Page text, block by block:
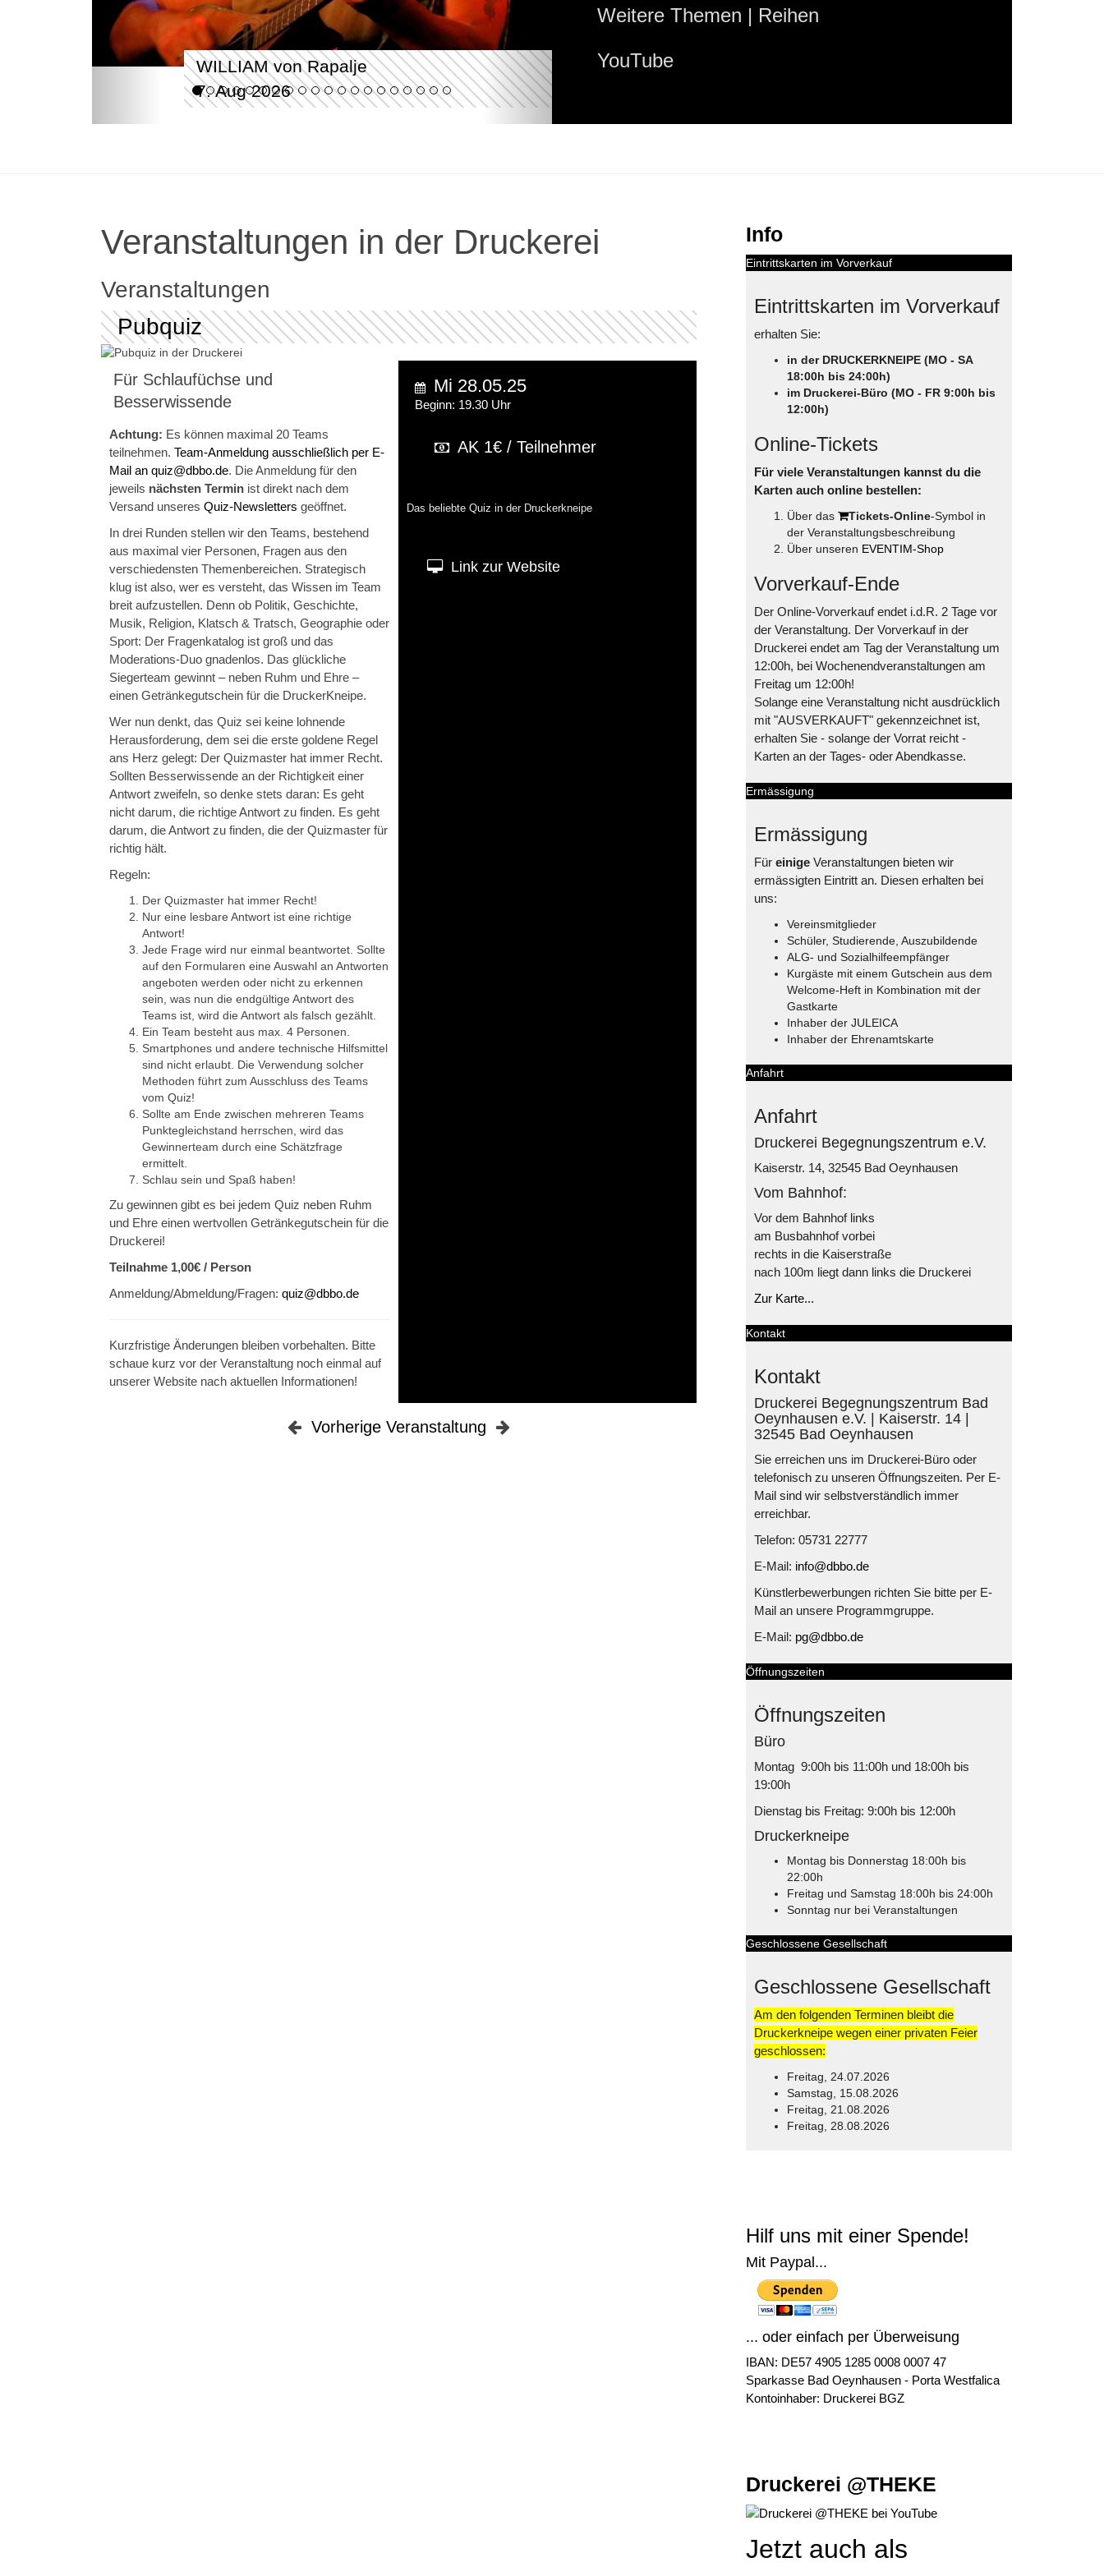
WILLIAM von Rapalje
7. Aug 2026
Weitere Themen | Reihen
YouTube
Veranstaltungen in der Druckerei
Veranstaltungen
Pubquiz
Für Schlaufüchse und
Besserwissende
Achtung: Es können maximal 20 Teams
teilnehmen. Team-Anmeldung ausschließlich per E-
Mail an quiz@dbbo.de. Die Anmeldung für den
jeweils nächsten Termin ist direkt nach dem
Versand unseres Quiz-Newsletters geöffnet.
In drei Runden stellen wir den Teams, bestehend
aus maximal vier Personen, Fragen aus den
verschiedensten Themen­bereichen. Strategisch
klug ist also, wer es versteht, das Wissen im Team
breit aufzustellen. Denn ob Politik, Geschichte,
Musik, Religion, Klatsch & Tratsch, Geographie oder
Sport: Der Fragenkatalog ist groß und das
Moderations-Duo gnadenlos. Das glückliche
Siegerteam gewinnt – neben Ruhm und Ehre –
einen Getränkegutschein für die DruckerKneipe.
Wer nun denkt, das Quiz sei keine lohnende
Herausforderung, dem sei die erste goldene Regel
ans Herz gelegt: Der Quizmaster hat immer Recht.
Sollten Besserwissende an der Richtigkeit einer
Antwort zweifeln, so denke stets daran: Es geht
nicht darum, die richtige Antwort zu finden. Es geht
darum, die Antwort zu finden, die der Quizmaster für
richtig hält.
Regeln:
Der Quizmaster hat immer Recht!
Nur eine lesbare Antwort ist eine richtige
Antwort!
Jede Frage wird nur einmal beantwortet. Sollte
auf den Formularen eine Auswahl an Antworten
angeboten werden oder nicht zu erkennen
sein, was nun die endgültige Antwort des
Teams ist, wird die Antwort als falsch gezählt.
Ein Team besteht aus max. 4 Personen.
Smartphones und andere technische Hilfsmittel
sind nicht erlaubt. Die Verwendung solcher
Methoden führt zum Ausschluss des Teams
vom Quiz!
Sollte am Ende zwischen mehreren Teams
Punktegleichstand herrschen, wird das
Gewinnerteam durch eine Schätzfrage
ermittelt.
Schlau sein und Spaß haben!
Zu gewinnen gibt es bei jedem Quiz neben Ruhm
und Ehre einen wertvollen Getränkegutschein für die
Druckerei!
Teilnahme 1,00€ / Person
Anmeldung/Abmeldung/Fragen: quiz@dbbo.de
Kurzfristige Änderungen bleiben vorbehalten. Bitte
schaue kurz vor der Veranstaltung noch einmal auf
unserer Website nach aktuellen Informationen!
Mi 28.05.25
Beginn: 19.30 Uhr
AK 1€ / Teilnehmer
Das beliebte Quiz in der Druckerkneipe
Link zur Website
Vorherige Veranstaltung
Info
Eintrittskarten im Vorverkauf
Eintrittskarten im Vorverkauf
erhalten Sie:
in der DRUCKERKNEIPE (MO - SA
18:00h bis 24:00h)
im Druckerei-Büro (MO - FR 9:00h bis
12:00h)
Online-Tickets
Für viele Veranstaltungen kannst du die
Karten auch online bestellen:
Über das Tickets-Online-Symbol in
der Veranstaltungsbeschreibung
Über unseren EVENTIM-Shop
Vorverkauf-Ende
Der Online-Vorverkauf endet i.d.R. 2 Tage vor
der Veranstaltung. Der Vorverkauf in der
Druckerei endet am Tag der Veranstaltung um
12:00h, bei Wochenendveranstaltungen am
Freitag um 12:00h!
Solange eine Veranstaltung nicht ausdrücklich
mit "AUSVERKAUFT" gekennzeichnet ist,
erhalten Sie - solange der Vorrat reicht -
Karten an der Tages- oder Abendkasse.
Ermässigung
Ermässigung
Für einigeVeranstaltungen bieten wir
ermässigten Eintritt an. Diesen erhalten bei
uns:
Vereinsmitglieder
Schüler, Studierende, Auszubildende
ALG- und Sozialhilfeempfänger
Kurgäste mit einem Gutschein aus dem
Welcome-Heft in Kombination mit der
Gastkarte
Inhaber der JULEICA
Inhaber der Ehrenamtskarte
Anfahrt
Anfahrt
Druckerei Begegnungszentrum e.V.
Kaiserstr. 14, 32545 Bad Oeynhausen
Vom Bahnhof:
Vor dem Bahnhof links
am Busbahnhof vorbei
rechts in die Kaiserstraße
nach 100m liegt dann links die Druckerei
Zur Karte...
Kontakt
Kontakt
Druckerei Begegnungszentrum Bad
Oeynhausen e.V. | Kaiserstr. 14 |
32545 Bad Oeynhausen
Sie erreichen uns im Druckerei-Büro oder
telefonisch zu unseren Öffnungszeiten. Per E-
Mail sind wir selbstverständlich immer
erreichbar.
Telefon: 05731 22777
E-Mail: info@dbbo.de
Künstlerbewerbungen richten Sie bitte per E-
Mail an unsere Programmgruppe.
E-Mail: pg@dbbo.de
Öffnungszeiten
Öffnungszeiten
Büro
Montag 9:00h bis 11:00h und 18:00h bis
19:00h
Dienstag bis Freitag: 9:00h bis 12:00h
Druckerkneipe
Montag bis Donnerstag 18:00h bis
22:00h
Freitag und Samstag 18:00h bis 24:00h
Sonntag nur bei Veranstaltungen
Geschlossene Gesellschaft
Geschlossene Gesellschaft
Am den folgenden Terminen bleibt die
Druckerkneipe wegen einer privaten Feier
geschlossen:
Freitag, 24.07.2026
Samstag, 15.08.2026
Freitag, 21.08.2026
Freitag, 28.08.2026
Hilf uns mit einer Spende!
Mit Paypal...
... oder einfach per Überweisung
IBAN: DE57 4905 1285 0008 0007 47
Sparkasse Bad Oeynhausen - Porta Westfalica
Kontoinhaber: Druckerei BGZ
Druckerei @THEKE
Jetzt auch als